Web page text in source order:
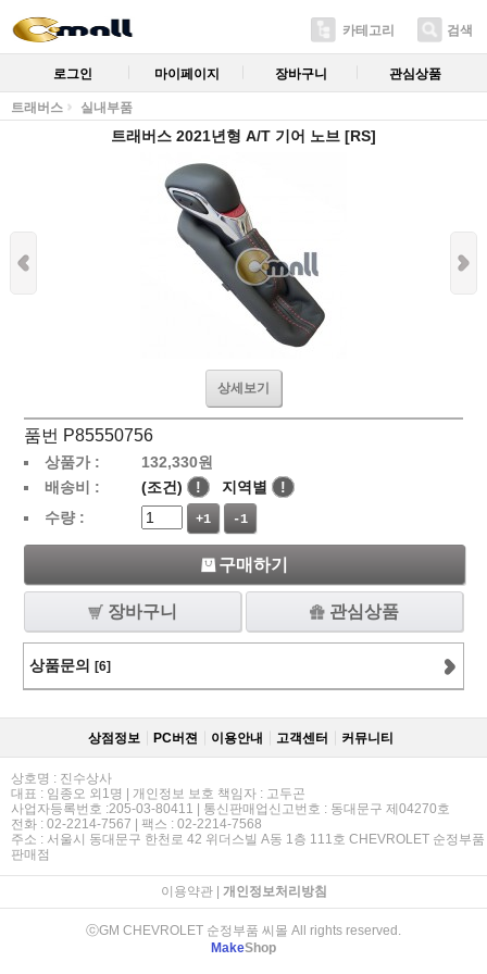
카테고리 검색
로그인 마이페이지 장바구니 관심상품
트래버스 실내부품
트래버스 2021년형 A/T 기어 노브 [RS]
상세보기
품번 P85550756
상품가 : 132,330원
배송비 :
(조건) ! 지역별
!
수량 :
+1 -1
구매하기
장바구니 관심상품
상품문의 [6]
상점정보 PC버젼 이용안내 고객센터 커뮤니티
상호명 : 진수상사
대표 : 임종오 외1명 | 개인정보 보호 책임자 : 고두곤
사업자등록번호 :205-03-80411 | 통신판매업신고번호 : 동대문구 제04270호
전화 : 02-2214-7567 | 팩스 : 02-2214-7568
주소 : 서울시 동대문구 한천로 42 위더스빌 A동 1층 111호 CHEVROLET 순정부품
판매점
이용약관| 개인정보처리방침
ⓒGM CHEVROLET 순정부품 씨몰 All rights reserved.
MakeShop